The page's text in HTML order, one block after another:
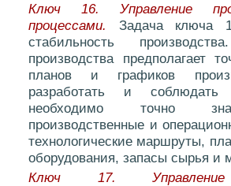
Ключ 16. Управление
процессами.
Задача ключа
стабильность
производства предполагает
планов и графиков
разработать и соблюдать
необходимо точно
производственные и
технологические маршруты,
оборудования, запасы сырья и
Ключ 17. Управление